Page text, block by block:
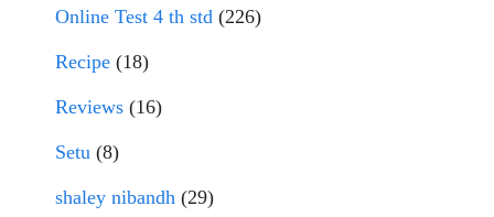
Online Test 4 th std (226)
Recipe (18)
Reviews (16)
Setu (8)
shaley nibandh (29)